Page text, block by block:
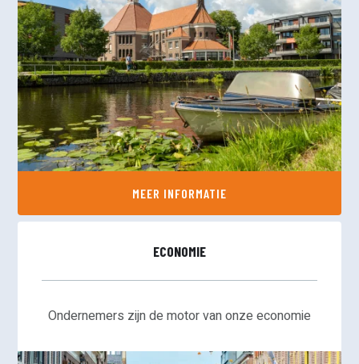
MEER INFORMATIE
ECONOMIE
Ondernemers zijn de motor van onze economie